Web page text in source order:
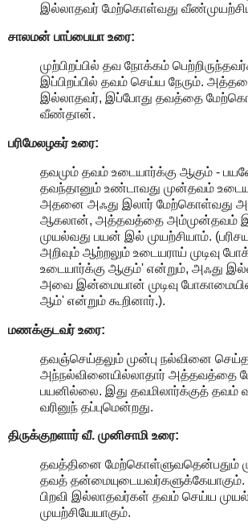
இல்லாதவர் மேற்கொள்வது
சாலமன் பாப்பையா உரை:
முற்பிறப்பில் தவ நோக்கம்
இப்பிறப்பில் தவம் செய்ய நேரும்.
இல்லாதவர், இப்போது தவத்தை
வீண்தான்.
பரிமேலழகர் உரை:
தவமும் தவம் உடையார்க்கு ஆகும் -
தவந்தானும் உண்டாவது முன்தவம்
அதனை அஃது இலார் மேற்கொள்வது
ஆகலான், அத்தவத்தை அம்முன்தவம்
முயல்வது பயன் இல் முயற்சியாம்.
அறிவும் ஆற்றலும் உடையராய் முடிவு
உடையார்க்கு ஆகும்' என்றும், அஃது
அவை இன்மையான் முடிவு
ஆம்' என்றும் கூறினார்.).
மணக்குடவர் உரை:
தவஞ்செய்தலும் முன்பு நல்வினை
அந்நல்வினையில்லாதார் அத்தவத்தை
பயனில்லை. இது தவமிலார்க்குத் தவம்
வரினுந் தப்புமென்றது.
திருக்குறளார் வீ. முனிசாமி உரை:
தவத்தினை மேற்கொள்ளுவதென்பதும்
தவத்
பிறவி இல்லாதவர்கள் தவம் செய்ய
முயற்சியேயாகும்.